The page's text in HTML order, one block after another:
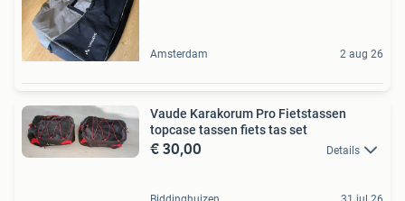
Amsterdam 2 aug 26
Vaude Karakorum Pro Fietstassen
topcase tassen fiets tas set
€ 30,00 Details